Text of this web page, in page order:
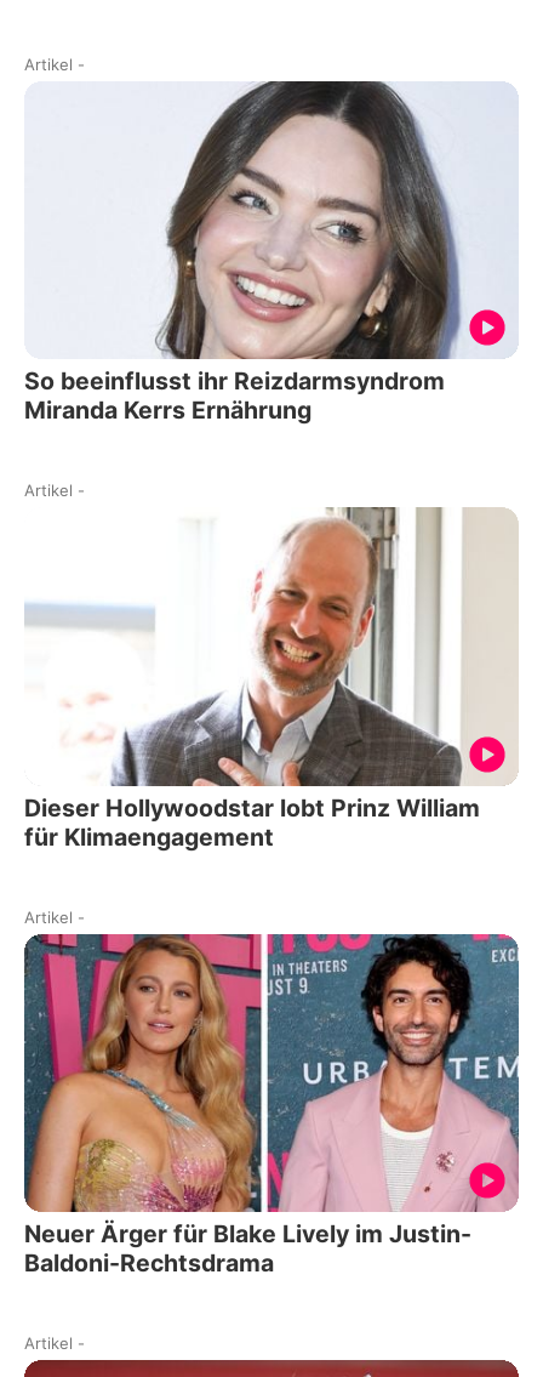
Artikel -
So beeinflusst ihr Reizdarmsyndrom
Miranda Kerrs Ernährung
Artikel -
Dieser Hollywoodstar lobt Prinz William
für Klimaengagement
Artikel -
Neuer Ärger für Blake Lively im Justin-
Baldoni-Rechtsdrama
Artikel -